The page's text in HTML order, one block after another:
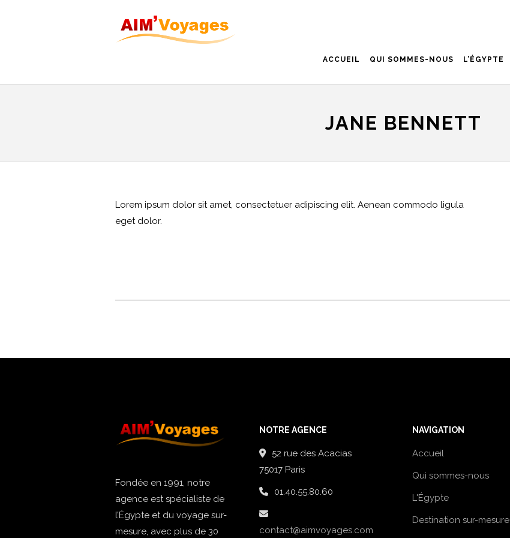
ACCUEIL QUI SOMMES-NOUS L’ÉGYPTE
JANE BENNETT
Lorem ipsum dolor sit amet, consectetuer adipiscing elit. Aenean commodo ligula
eget dolor.
Fondée en 1991, notre
agence est spécialiste de
l’Égypte et du voyage sur-
mesure, avec plus de 30
NOTRE AGENCE
52 rue des Acacias
75017 Paris
01.40.55.80.60
contact@aimvoyages.com
NAVIGATION
Accueil
Qui sommes-nous
L'Égypte
Destination sur-mesure